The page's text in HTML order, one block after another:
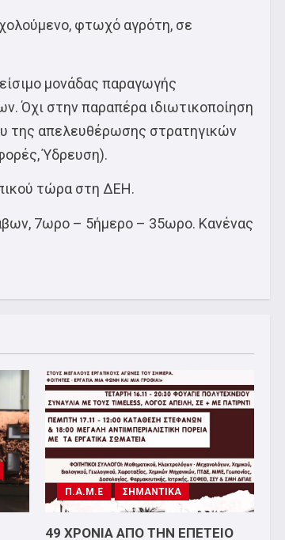
φτωχό αγρότη, σε
μονάδας παραγωγής
Όχι στην παραπέρα ιδιωτικοποίηση
της απελευθέρωσης στρατηγικών
Ύδρευση).
τώρα στη ΔΕΗ.
7ωρο – 5ήμερο – 35ωρο. Κανένας
Π.Α.Μ.Ε ΣΗΜΑΝΤΙΚΑ
49 ΧΡΟΝΙΑ ΑΠΟ ΤΗΝ ΕΠΕΤΕΙΟ